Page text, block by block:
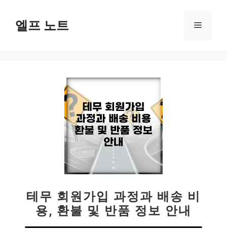
엘프 노트 메
테무 회원가입 과정과 배송 비
용, 환불 및 반품 정보 안내